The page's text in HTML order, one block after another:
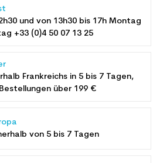
und von 13h30 bis 17h Montag
+33 (0)4 50 07 13 25
Frankreichs in 5 bis 7 Tagen,
über 199 €
von 5 bis 7 Tagen